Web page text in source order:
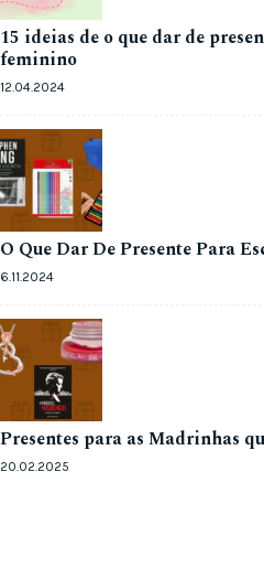
15 ideias de o que dar de
feminino
12.04.2024
O Que Dar De Presente Para
6.11.2024
Presentes para as Madrinhas
20.02.2025